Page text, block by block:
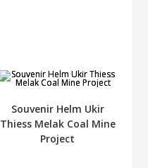
Souvenir Helm Ukir
Thiess Melak Coal Mine
Project